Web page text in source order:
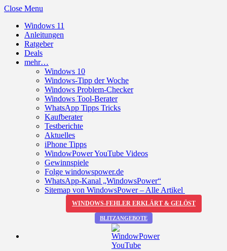
Close Menu
Windows 11
Anleitungen
Ratgeber
Deals
mehr…
Windows 10
Windows-Tipp der Woche
Windows Problem-Checker
Windows Tool-Berater
WhatsApp Tipps Tricks
Kaufberater
Testberichte
Aktuelles
iPhone Tipps
WindowPower YouTube Videos
Gewinnspiele
Folge windowspower.de
WhatsApp-Kanal „WindowsPower“
Sitemap von WindowsPower – Alle Artikel
WINDOWS-FEHLER ERKLÄRT & GELÖST
BLITZANGEBOTE